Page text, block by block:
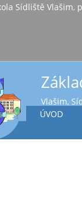
škola
Vlašim,
ÚVOD